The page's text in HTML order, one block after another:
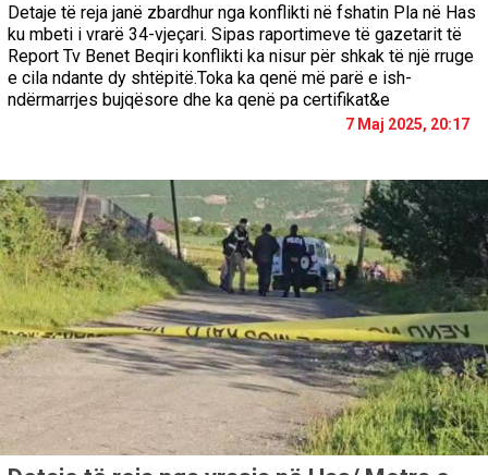
Detaje të reja janë zbardhur nga konflikti në fshatin Pla në Has
ku mbeti i vrarë 34-vjeçari. Sipas raportimeve të gazetarit të
Report Tv Benet Beqiri konflikti ka nisur për shkak të një rruge
e cila ndante dy shtëpitë.Toka ka qenë më parë e ish-
ndërmarrjes bujqësore dhe ka qenë pa certifikat&e
7 Maj 2025, 20:17